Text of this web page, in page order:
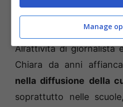
testimone di giustizia
All’attività di giornalista
Chiara da anni
nella diffusione della
soprattutto nelle
Manage